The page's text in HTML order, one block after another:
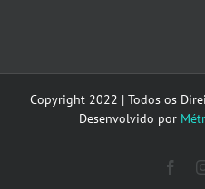
Copyright 2022 | Todos os
Desenvolvido por